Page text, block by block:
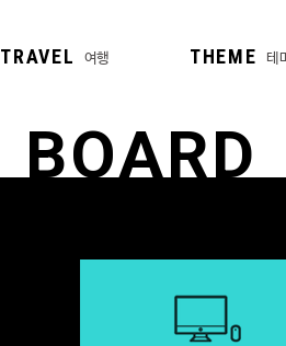
TRAVEL 여행 THEME 테
BOARD